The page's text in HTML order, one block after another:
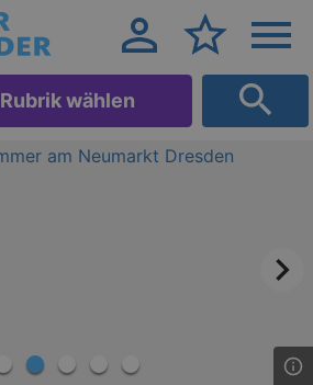
Rubrik wählen